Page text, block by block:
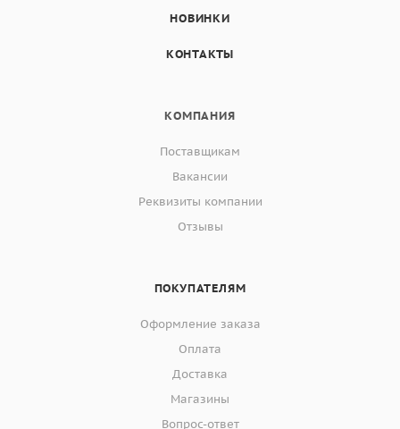
НОВИНКИ
КОНТАКТЫ
КОМПАНИЯ
Поставщикам
Вакансии
Реквизиты компании
Отзывы
ПОКУПАТЕЛЯМ
Оформление заказа
Оплата
Доставка
Магазины
Вопрос-ответ